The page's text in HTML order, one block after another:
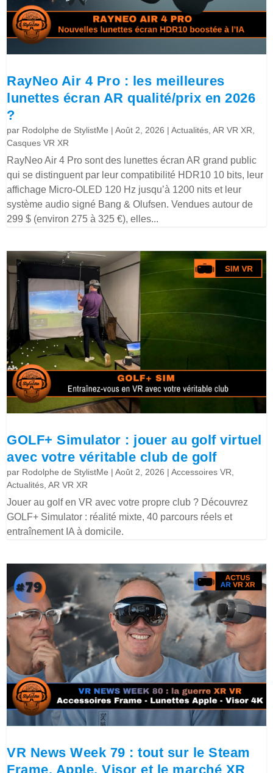
RayNeo Air 4 Pro : les meilleures
lunettes écran AR qualité/prix en 2026
?
par Rodolphe de StylistMe |Août 2, 2026 |Actualités,AR VR XR,
Casques VR XR
RayNeo Air 4 Pro sont des lunettes écran AR grand public
qui se distinguent par leur compatibilité HDR10 10 bits, leur
affichage Micro-OLED 120 Hz jusqu’à 1200 nits et leur
système audio signé Bang & Olufsen. Vendues autour de
299 $ (environ 275 à 325 €), elles...
GOLF+ Simulator : jouer au golf virtuel
avec votre véritable club de golf
par Rodolphe de StylistMe |Août 2, 2026 |Accessoires VR,
Actualités,AR VR XR
Jouer au golf en VR avec votre propre club ? Découvrez
GOLF+ Simulator : réalité mixte, 40 parcours réels et
entraînement IA à domicile.
VR News Week 79 : tout sur le Steam
Frame, Apple, Visor et le marché XR